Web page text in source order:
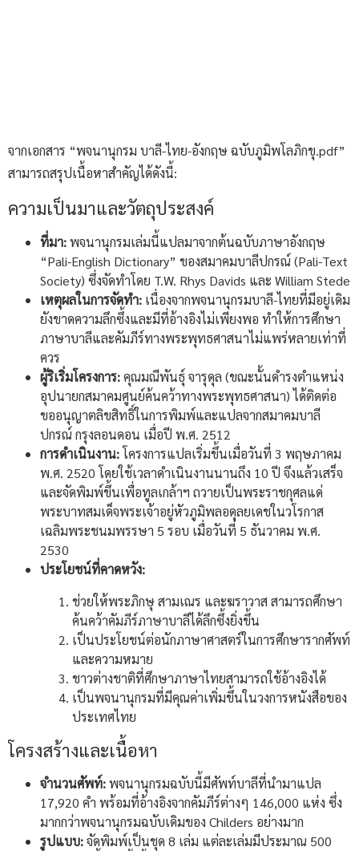
จากเอกสาร “พจนานุกรม บาลี-ไทย-อังกฤษ ฉบับภูมิพโลภิกขุ.pdf”
สามารถสรุปเนื้อหาสำคัญได้ดังนี้:
ความเป็นมาและวัตถุประสงค์
ที่มา:พจนานุกรมเล่มนี้แปลมาจากต้นฉบับภาษาอังกฤษ
“Pali-English Dictionary” ของสมาคมบาลีปกรณ์ (Pali-Text
Society) ซึ่งจัดทำโดย T.W. Rhys Davids และ William Stede
เหตุผลในการจัดทำ: เนื่องจากพจนานุกรมบาลี-ไทยที่มีอยู่เดิม
ยังขาดความลึกซึ้งและมีที่อ้างอิงไม่เพียงพอ ทำให้การศึกษา
ภาษาบาลีและคัมภีร์ทางพระพุทธศาสนาไม่แพร่หลายเท่าที่
ควร
ผู้ริเริ่มโครงการ:คุณมณีพันธุ์ จารุดุล (ขณะนั้นดำรงตำแหน่ง
อุปนายกสมาคมศูนย์ค้นคว้าทางพระพุทธศาสนา) ได้ติดต่อ
ขออนุญาตลิขสิทธิ์ในการพิมพ์และแปลจากสมาคมบาลี
ปกรณ์ กรุงลอนดอน เมื่อปี พ.ศ. 2512
การดำเนินงาน:โครงการแปลเริ่มขึ้นเมื่อวันที่ 3 พฤษภาคม
พ.ศ. 2520 โดยใช้เวลาดำเนินงานนานถึง 10 ปี จึงแล้วเสร็จ
และจัดพิมพ์ขึ้นเพื่อทูลเกล้าฯ ถวายเป็นพระราชกุศลแด่
พระบาทสมเด็จพระเจ้าอยู่หัวภูมิพลอดุลยเดชในวโรกาส
เฉลิมพระชนมพรรษา 5 รอบ เมื่อวันที่ 5 ธันวาคม พ.ศ.
2530
ประโยชน์ที่คาดหวัง:
ช่วยให้พระภิกษุ สามเณร และฆราวาส สามารถศึกษา
ค้นคว้าคัมภีร์ภาษาบาลีได้ลึกซึ้งยิ่งขึ้น
เป็นประโยชน์ต่อนักภาษาศาสตร์ในการศึกษารากศัพท์
และความหมาย
ชาวต่างชาติที่ศึกษาภาษาไทยสามารถใช้อ้างอิงได้
เป็นพจนานุกรมที่มีคุณค่าเพิ่มขึ้นในวงการหนังสือของ
ประเทศไทย
โครงสร้างและเนื้อหา
จำนวนศัพท์:พจนานุกรมฉบับนี้มีศัพท์บาลีที่นำมาแปล
17,920 คำ พร้อมที่อ้างอิงจากคัมภีร์ต่างๆ 146,000 แห่ง ซึ่ง
มากกว่าพจนานุกรมฉบับเดิมของ Childers อย่างมาก
รูปแบบ:จัดพิมพ์เป็นชุด 8 เล่ม แต่ละเล่มมีประมาณ 500